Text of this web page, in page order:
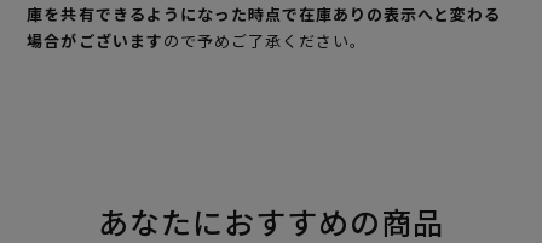
庫を共有できるようになった時点で在庫ありの表示へと変わる
場合がございますので予めご了承ください。
あなたにおすすめの商品